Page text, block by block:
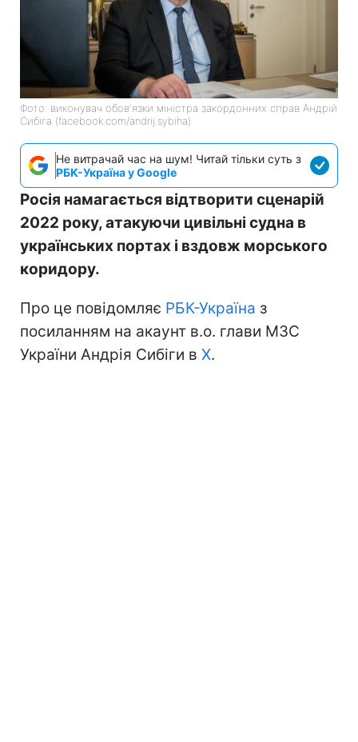
Фото: виконувач обов'язки міністра закордонних справ Андрій
Сибіга (facebook.com/andrij.sybiha)
Не витрачай час на шум! Читай тільки суть з
РБК-Україна у Google
Росія намагається відтворити сценарій
2022 року, атакуючи цивільні судна в
українських портах і вздовж морського
коридору.
Про це повідомляє РБК-Україна з
посиланням на акаунт в.о. глави МЗС
України Андрія Сибіги в Х.